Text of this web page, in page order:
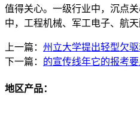
值得关心。一级行业中，沉点
中，工程机械、军工电子、航天
上一篇： 州立大学提出轻型欠
下一篇： 的宣传线年它的报考要
地区产品：